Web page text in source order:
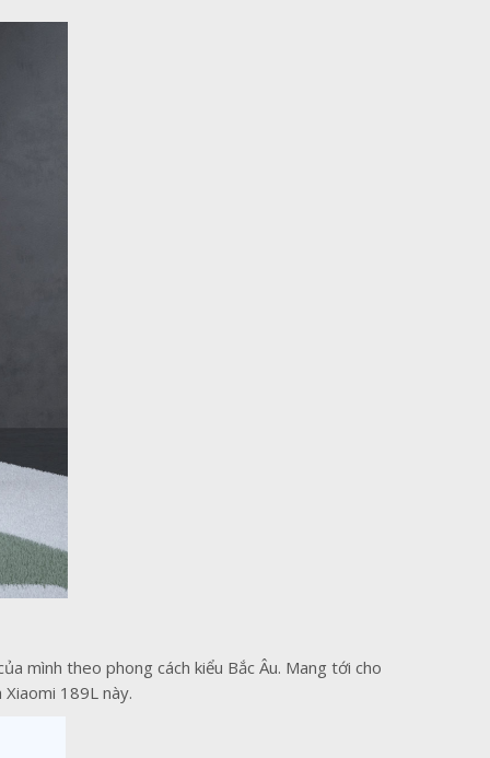
mình theo phong cách kiểu Bắc Âu. Mang tới cho
189L này.